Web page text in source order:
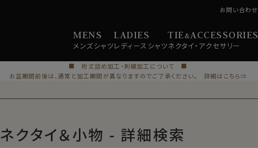
MENS
メンズシャツ
LADIES
レディース シャツ
TIE&ACCESSORIES
ネクタイ・ アクセサリー
お問い合わせ
■ 裄丈詰め加工・刺繍加工について ■
お盆期間前後は、通常と加工期間が異なりますのでご了承ください。 詳細はこちら⇒
ネクタイ＆小物 - 詳細検索